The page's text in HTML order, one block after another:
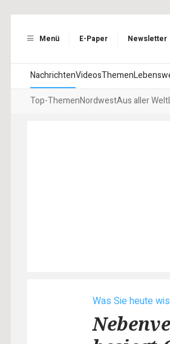
Menü E-Paper Newsletter
NachrichtenVideosThemen
Top-ThemenNordwestAus aller Welt
Was Sie heute